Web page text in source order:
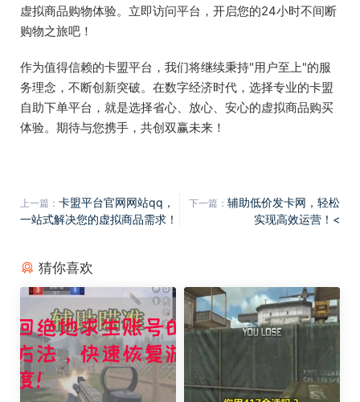
虚拟商品购物体验。立即访问平台，开启您的24小时不间断
购物之旅吧！
作为值得信赖的卡盟平台，我们将继续秉持"用户至上"的服
务理念，不断创新突破。在数字经济时代，选择专业的卡盟
自助下单平台，就是选择省心、放心、安心的虚拟商品购买
体验。期待与您携手，共创双赢未来！
上一篇： 卡盟平台官网网站qq，
一站式解决您的虚拟商品需求！
下一篇： 辅助低价发卡网，轻松
实现高效运营！<
猜你喜欢